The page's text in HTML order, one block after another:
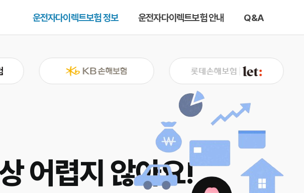
운전자다이렉트보험 정보 운전자다이렉트보험 안내 Q&A
어렵지 않아요!